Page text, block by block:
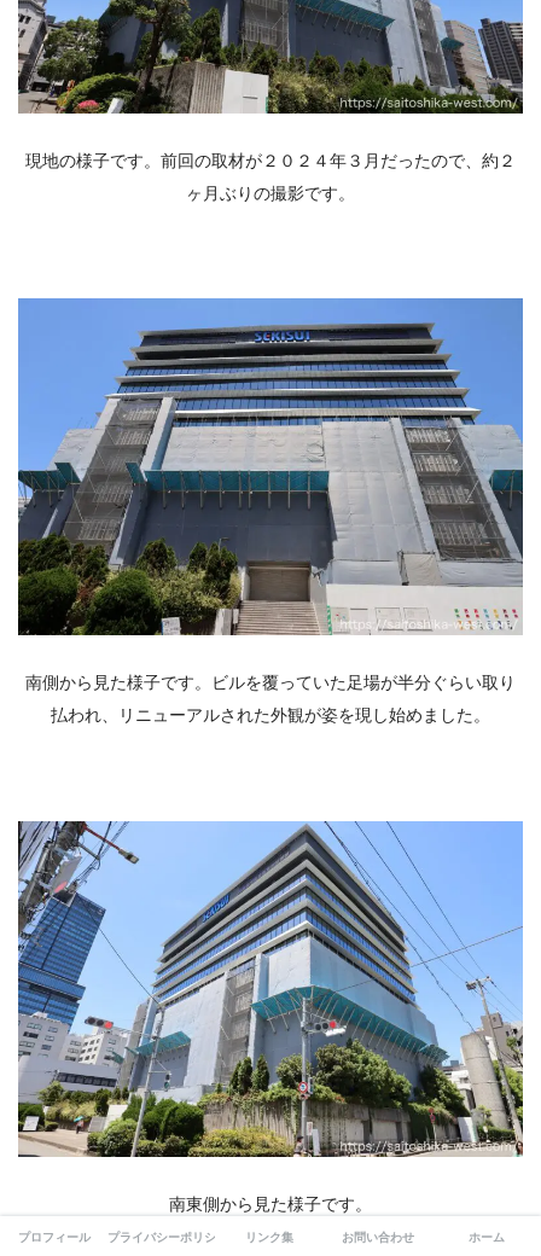
現地の様子です。前回の取材が２０２４年３月だったので、約２
ヶ月ぶりの撮影です。
南側から見た様子です。ビルを覆っていた足場が半分ぐらい取り
払われ、リニューアルされた外観が姿を現し始めました。
南東側から見た様子です。
プロフィール プライバシーポリシー リンク集 お問い合わせ ホーム